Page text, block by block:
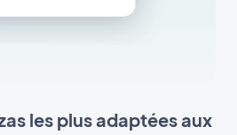
les plus adaptées aux